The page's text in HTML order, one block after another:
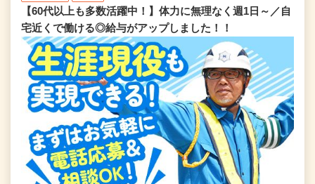
【60代以上も多数活躍中！】体力に無理なく週1日～／自
宅近くで働ける◎給与がアップしました！！